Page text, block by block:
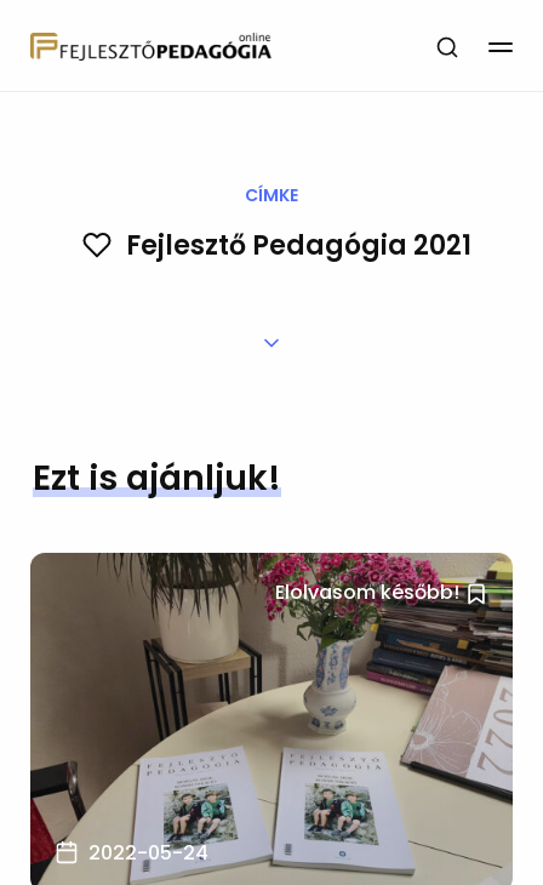
CÍMKE
Fejlesztő Pedagógia 2021
Ezt is ajánljuk!
Elolvasom később!
2022-05-24